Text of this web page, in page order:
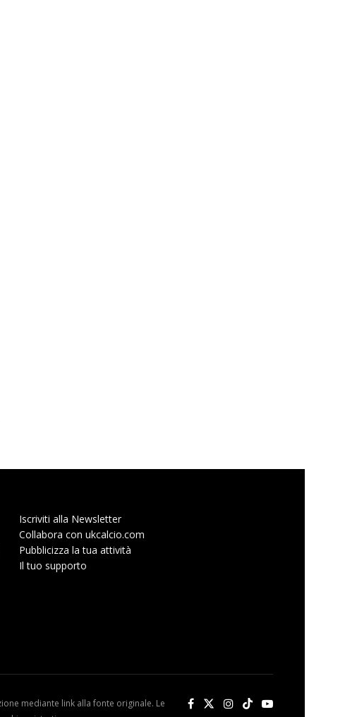
Iscriviti alla Newsletter
Collabora con ukcalcio.com
Pubblicizza la tua attività
Il tuo supporto
mediante link alla fonte originale. Le